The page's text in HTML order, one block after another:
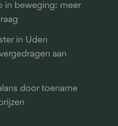
in beweging: meer
in Uden
aan
door toename